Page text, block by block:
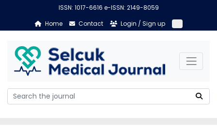
ISSN: 1017-6616 e-ISSN: 2149-8059
Home
Contact Login / Sign up